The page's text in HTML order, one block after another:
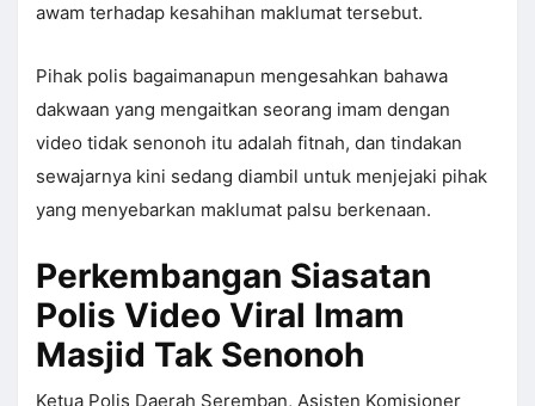
awam terhadap kesahihan maklumat tersebut.
Pihak polis bagaimanapun mengesahkan bahawa
dakwaan yang mengaitkan seorang imam dengan
video tidak senonoh itu adalah fitnah, dan tindakan
sewajarnya kini sedang diambil untuk menjejaki pihak
yang menyebarkan maklumat palsu berkenaan.
Perkembangan Siasatan
Polis Video Viral Imam
Masjid Tak Senonoh
Ketua Polis Daerah Seremban, Asisten Komisioner